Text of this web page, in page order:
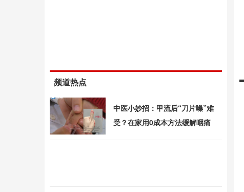
频道热点
中医小妙招：甲流后“刀片嗓”难
受？在家用0成本方法缓解咽痛